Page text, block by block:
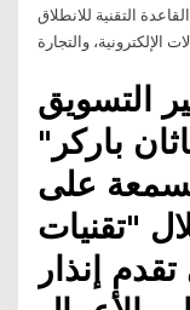
التقنية للانطلاق
الإلكترونية، والتجارة
التسويق
باركر"
على
"تقنيات
إنذار